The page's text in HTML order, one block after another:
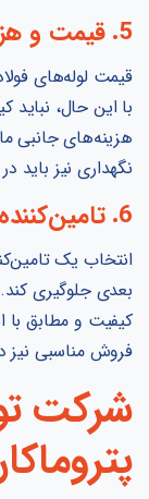
5. قیمت و هزینه‌های جانبی
قیمت لوله‌های
با این حال،
هزینه‌های جانبی
نگهداری نیز باید
6. تامین‌کننده معتبر
انتخاب یک
بعدی جلوگیری
کیفیت و مطابق با
فروش مناسبی نیز
شرکت